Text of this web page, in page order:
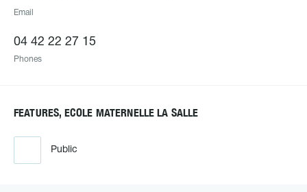
Email
04 42 22 27 15
Phones
FEATURES, ECOLE MATERNELLE LA SALLE
Public